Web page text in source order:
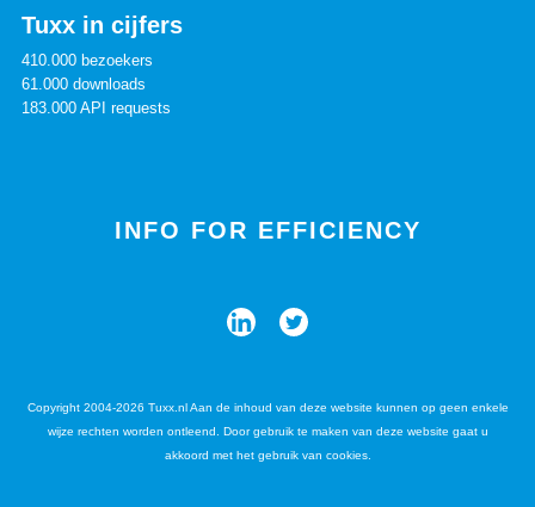
Tuxx in cijfers
410.000 bezoekers
61.000 downloads
183.000 API requests
INFO FOR EFFICIENCY
Copyright 2004-2026 Tuxx.nl Aan de inhoud van deze website kunnen op geen enkele
wijze rechten worden ontleend. Door gebruik te maken van deze website gaat u
akkoord met het gebruik van cookies.